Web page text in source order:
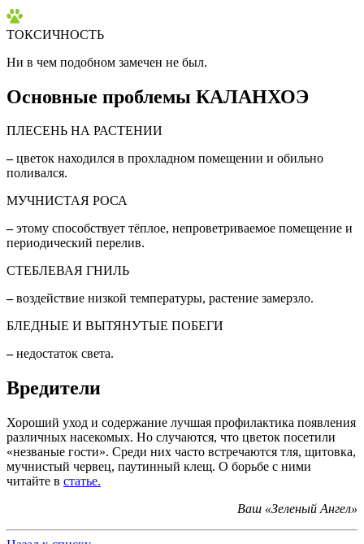
ТОКСИЧНОСТЬ
Ни в чем подобном замечен не был.
Основные проблемы КАЛАНХОЭ
ПЛЕСЕНЬ НА РАСТЕНИИ
–цветок находился в прохладном помещении и обильно
поливался.
МУЧНИСТАЯ РОСА
–этому способствует тёплое, непроветриваемое помещение и
периодический перелив.
СТЕБЛЕВАЯ ГНИЛЬ
–воздействие низкой температуры, растение замерзло.
БЛЕДНЫЕ И ВЫТЯНУТЫЕ ПОБЕГИ
–недостаток света.
Вредители
Хороший уход и содержание лучшая профилактика появления
различных насекомых. Но случаются, что цветок посетили
«незваные гости». Среди них часто встречаются тля, щитовка,
мучнистый червец, паутинный клещ. О борьбе с ними
читайте в статье.
Ваш «Зеленый Ангел»